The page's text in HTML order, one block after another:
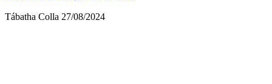
Tábatha Colla 27/08/2024